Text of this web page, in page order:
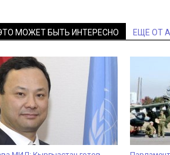
МОЖЕТ БЫТЬ ИНТЕРЕСНО ЕЩЕ ОТ